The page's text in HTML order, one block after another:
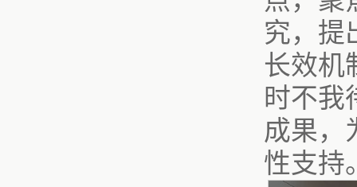
究，提
长效机
时不我
成果，
性支持